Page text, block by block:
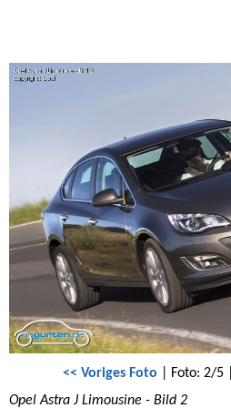
<< Voriges Foto | Foto: 2/5 |
Opel Astra J Limousine - Bild 2